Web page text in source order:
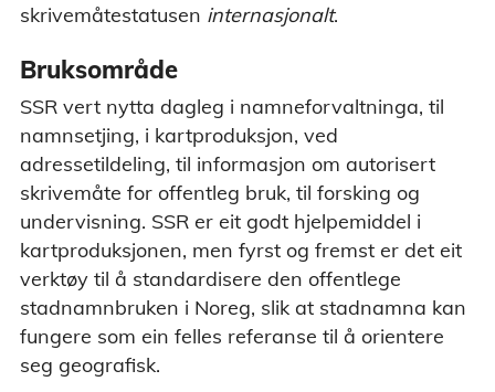
skrivemåtestatusen internasjonalt.
Bruksområde
SSR vert nytta dagleg i namneforvaltninga, til
namnsetjing, i kartproduksjon, ved
adressetildeling, til informasjon om autorisert
skrivemåte for offentleg bruk, til forsking og
undervisning. SSR er eit godt hjelpemiddel i
kartproduksjonen, men fyrst og fremst er det eit
verktøy til å standardisere den offentlege
stadnamnbruken i Noreg, slik at stadnamna kan
fungere som ein felles referanse til å orientere
seg geografisk.